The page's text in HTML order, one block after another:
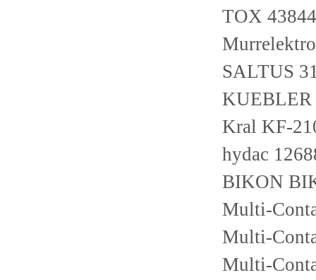
TOX
SALTUS
KUEBLER
Kral KF-
hydac
BIKON
Multi-
Multi-
Multi-